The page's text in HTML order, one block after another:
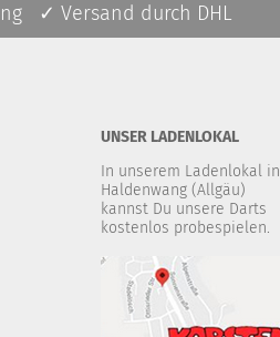
✓ Versand durch DHL
UNSER LADENLOKAL
In unserem Ladenlokal in
Haldenwang (Allgäu)
kannst Du unsere Darts
kostenlos probespielen.